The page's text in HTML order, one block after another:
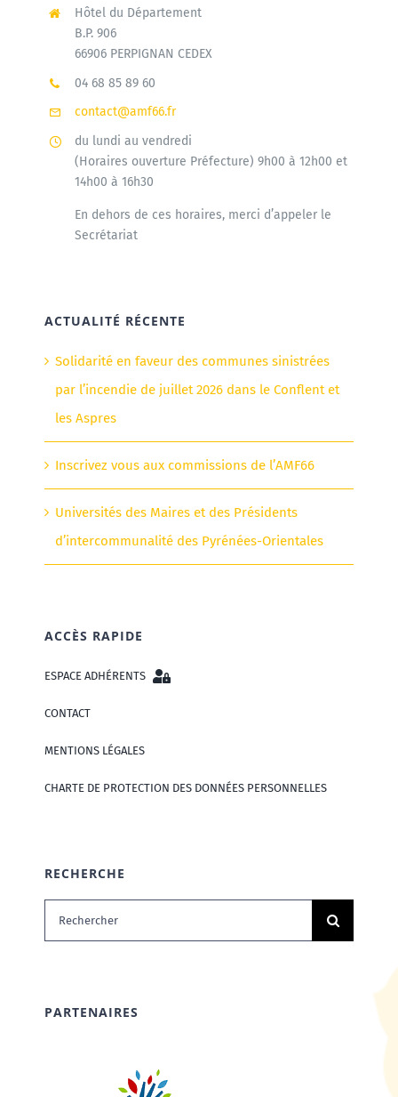
Hôtel du Département
B.P. 906
66906 PERPIGNAN CEDEX
04 68 85 89 60
contact@amf66.fr
du lundi au vendredi
(Horaires ouverture Préfecture) 9h00 à 12h00 et
14h00 à 16h30
En dehors de ces horaires, merci d’appeler le
Secrétariat
ACTUALITÉ RÉCENTE
Solidarité en faveur des communes sinistrées
par l’incendie de juillet 2026 dans le Conflent et
les Aspres
Inscrivez vous aux commissions de l’AMF66
Universités des Maires et des Présidents
d’intercommunalité des Pyrénées-Orientales
ACCÈS RAPIDE
ESPACE ADHÉRENTS
CONTACT
MENTIONS LÉGALES
CHARTE DE PROTECTION DES DONNÉES PERSONNELLES
RECHERCHE
Rechercher:
PARTENAIRES